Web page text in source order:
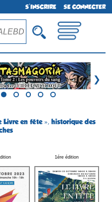
S'INSCRIRE SE CONNECTER
❯
Livre en fête », historique des
1ére édition